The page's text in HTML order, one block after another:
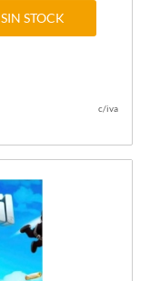
SIN STOCK
c/iva